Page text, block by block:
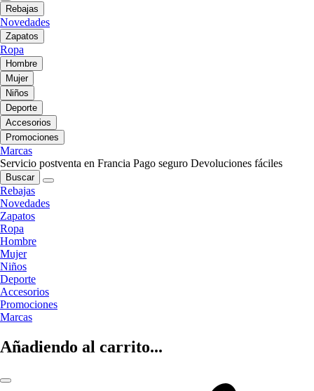
Rebajas
Novedades
Zapatos
Ropa
Hombre
Mujer
Niños
Deporte
Accesorios
Promociones
Marcas
Servicio postventa en Francia Pago seguro Devoluciones fáciles
Buscar
Rebajas
Novedades
Zapatos
Ropa
Hombre
Mujer
Niños
Deporte
Accesorios
Promociones
Marcas
Añadiendo al carrito...